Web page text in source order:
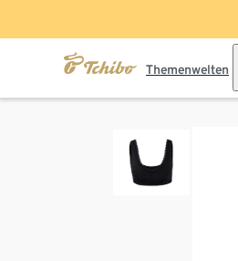
Themenwelten